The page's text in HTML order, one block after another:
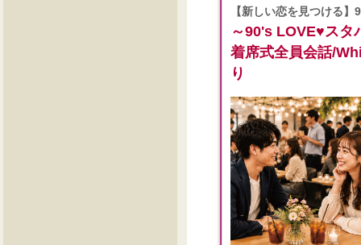
【新しい恋を見つける
～90's LOVE♥スタ
着席式全員会話/
り